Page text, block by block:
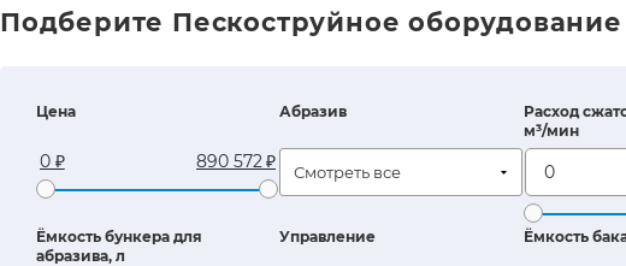
Подберите Пескоструйное
Цена Абразив
Смотреть все
Расход
м³/мин
Ёмкость бункера для
абразива, л
Управление Ёмкость